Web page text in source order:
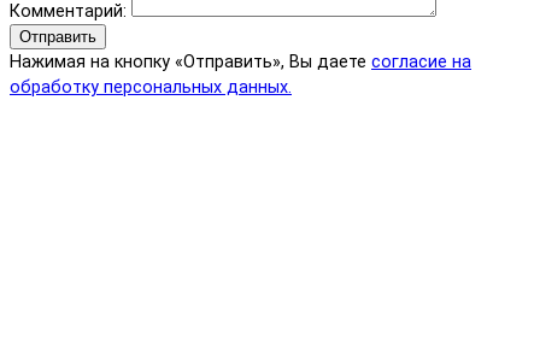
Комментарий:
Отправить
Нажимая на кнопку «Отправить», Вы даете согласие на
обработку персональных данных.